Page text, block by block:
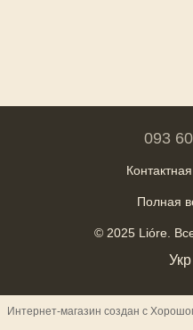
093
Полная
© 2025 Lióre.
Укр
Интернет-магазин создан с